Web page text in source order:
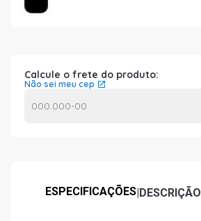
Calcule o frete do produto:
Não sei meu cep
ESPECIFICAÇÕES|DESCRIÇÃO